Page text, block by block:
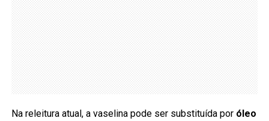
Na releitura atual, a vaselina pode ser substituída por óleo